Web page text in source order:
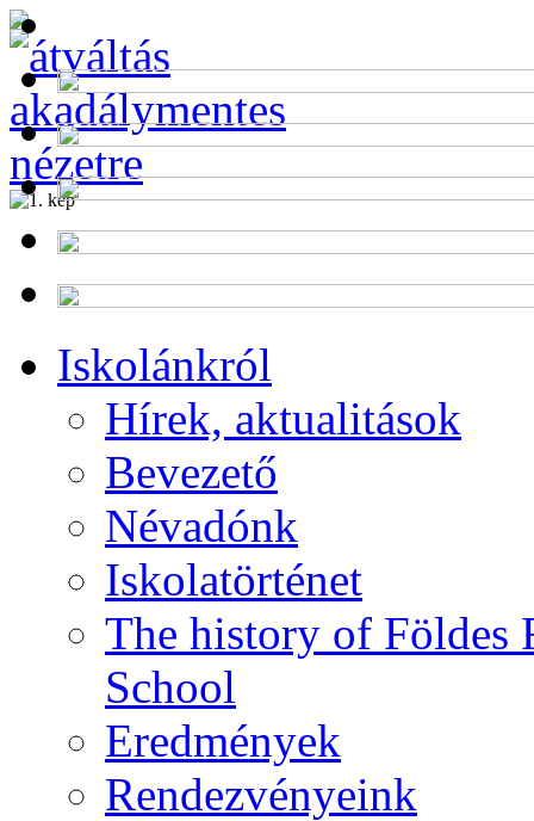
Iskolánkról
Hírek, aktualitások
Bevezető
Névadónk
Iskolatörténet
The history of Földes
School
Eredmények
Rendezvényeink
Program